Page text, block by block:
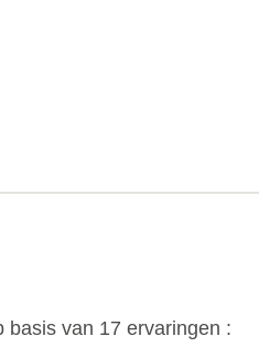
basis van 17 ervaringen :